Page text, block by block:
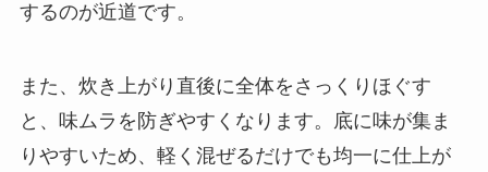
するのが近道です。
また、炊き上がり直後に全体をさっくりほぐす
と、味ムラを防ぎやすくなります。底に味が集ま
りやすいため、軽く混ぜるだけでも均一に仕上が